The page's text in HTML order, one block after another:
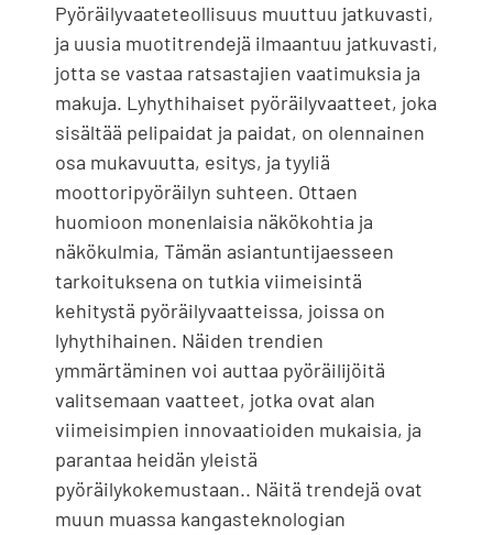
Pyöräilyvaateteollisuus muuttuu jatkuvasti,
ja uusia muotitrendejä ilmaantuu jatkuvasti,
jotta se vastaa ratsastajien vaatimuksia ja
makuja. Lyhythihaiset pyöräilyvaatteet, joka
sisältää pelipaidat ja paidat, on olennainen
osa mukavuutta, esitys, ja tyyliä
moottoripyöräilyn suhteen. Ottaen
huomioon monenlaisia ​​näkökohtia ja
näkökulmia, Tämän asiantuntijaesseen
tarkoituksena on tutkia viimeisintä
kehitystä pyöräilyvaatteissa, joissa on
lyhythihainen. Näiden trendien
ymmärtäminen voi auttaa pyöräilijöitä
valitsemaan vaatteet, jotka ovat alan
viimeisimpien innovaatioiden mukaisia, ja
parantaa heidän yleistä
pyöräilykokemustaan.. Näitä trendejä ovat
muun muassa kangasteknologian